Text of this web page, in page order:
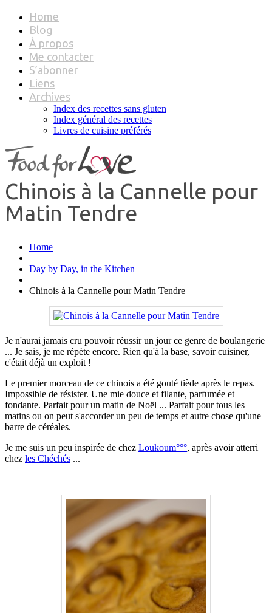
Home
Blog
À propos
Me contacter
S’abonner
Liens
Archives
Index des recettes sans gluten
Index général des recettes
Livres de cuisine préférés
Chinois à la Cannelle pour
Matin Tendre
Home
Day by Day, in the Kitchen
Chinois à la Cannelle pour Matin Tendre
Je n'aurai jamais cru pouvoir réussir un jour ce genre de boulangerie
... Je sais, je me répète encore. Rien qu'à la base, savoir cuisiner,
c'était déjà un exploit !
Le premier morceau de ce chinois a été gouté tiède après le repas.
Impossible de résister. Une mie douce et filante, parfumée et
fondante. Parfait pour un matin de Noël ... Parfait pour tous les
matins ou on peut s'accorder un peu de temps et autre chose qu'une
barre de céréales.
Je me suis un peu inspirée de chez Loukoum°°°, après avoir atterri
chez les Chéchés ...